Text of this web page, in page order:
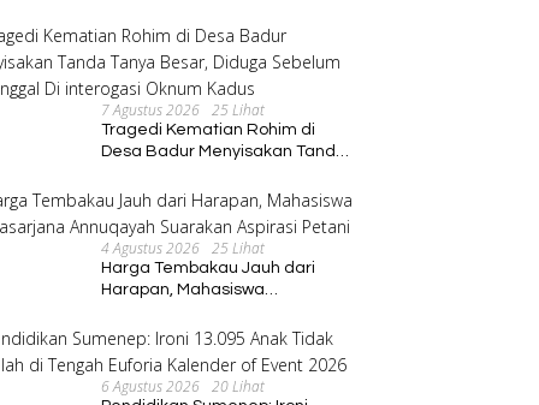
Berkelanjutan
7 Agustus 2026 25 Lihat
Tragedi Kematian Rohim di
Desa Badur Menyisakan Tanda
Meninggal Di interogasi Oknum
Kadus
4 Agustus 2026 25 Lihat
Harga Tembakau Jauh dari
Harapan, Mahasiswa
Suarakan Aspirasi Petani
6 Agustus 2026 20 Lihat